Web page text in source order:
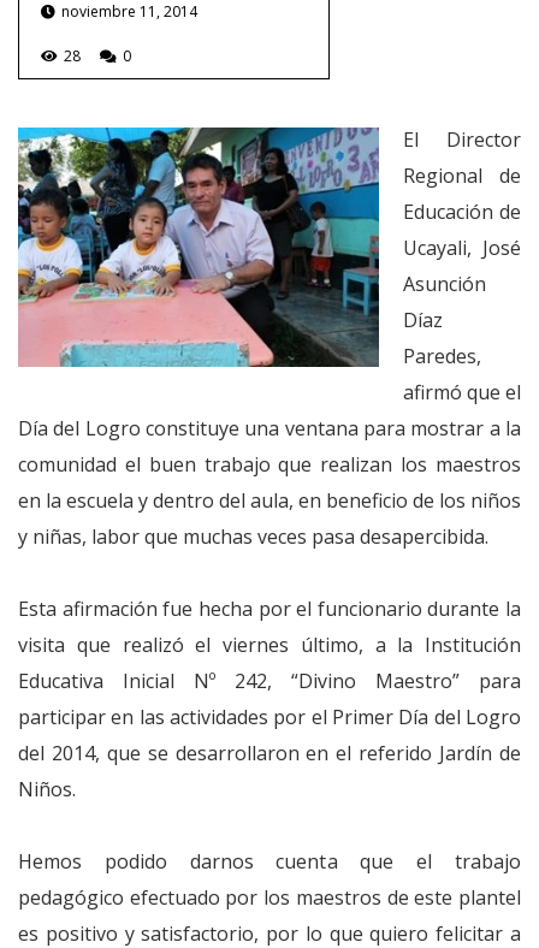
noviembre 11, 2014
28 0
El Director
Regional de
Educación de
Ucayali, José
Asunción
Díaz
Paredes,
afirmó que el
Día del Logro constituye una ventana para mostrar a la
comunidad el buen trabajo que realizan los maestros
en la escuela y dentro del aula, en beneficio de los niños
y niñas, labor que muchas veces pasa desapercibida.
Esta afirmación fue hecha por el funcionario durante la
visita que realizó el viernes último, a la Institución
Educativa Inicial Nº 242, “Divino Maestro” para
participar en las actividades por el Primer Día del Logro
del 2014, que se desarrollaron en el referido Jardín de
Niños.
Hemos podido darnos cuenta que el trabajo
pedagógico efectuado por los maestros de este plantel
es positivo y satisfactorio, por lo que quiero felicitar a